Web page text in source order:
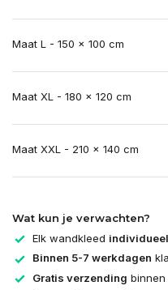
Maat L - 150 x 100 cm
Maat XL - 180 x 120 cm
Maat XXL - 210 x 140 cm
Wat kun je verwachten?
Elk wandkleed
Binnen 5-7 werkdagen
Gratis verzending binnen